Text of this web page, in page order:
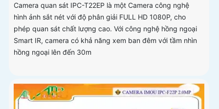
Camera quan sát IPC-T22EP là một Camera công nghệ
hình ảnh sắt nét với độ phân giải FULL HD 1080P, cho
phép quan sát chất lượng cao. Với công nghệ hồng ngoại
Smart IR, camera có khả năng xem ban đêm với tầm nhìn
hồng ngoại lên đến 30m